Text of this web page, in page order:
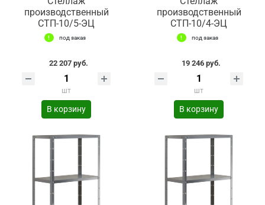
производственный
СТП-10/5-ЭЦ
под заказ
22 207 руб.
шт
В корзину
производственный
СТП-10/4-ЭЦ
под заказ
19 246 руб.
шт
В корзину